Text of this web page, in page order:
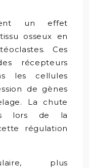
un effet
osseux en
Ces
récepteurs
les cellules
de gènes
La chute
lors de la
régulation
plus